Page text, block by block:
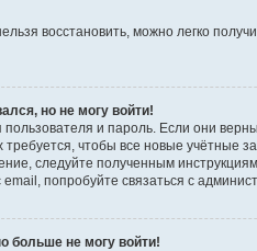
восстановить, можно легко
но не могу войти!
и пароль. Если они
чтобы все новые учётные
следуйте полученным
попробуйте связаться с
больше не могу войти!